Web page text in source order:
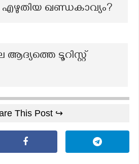
ഖണ്ഡകാവ്യം?
ആദ്യത്തെ ടൂറിസ്റ്റ്
This Post ↪